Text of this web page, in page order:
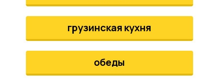
грузинская кухня
обеды